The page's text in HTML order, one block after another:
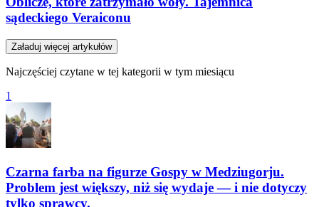
sądeckiego Veraiconu
Załaduj więcej artykułów
Najczęściej czytane w tej kategorii w tym miesiącu
1
Czarna farba na figurze Gospy w Medziugorju.
Problem jest większy, niż się wydaje — i nie dotyczy
tylko sprawcy.